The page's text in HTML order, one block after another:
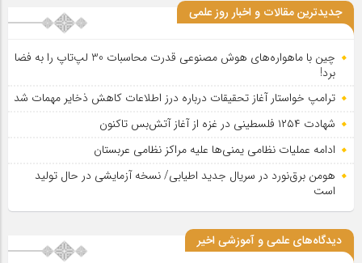
جدیدترین مقالات و اخبار روز علمی
چین با ماهواره‌های هوش مصنوعی قدرت محاسبات 30 لپ‌تاپ را به فضا
برد!
ترامپ خواستار آغاز تحقیقات درباره درز اطلاعات کاهش ذخایر مهمات شد
شهادت ۱۲۵۴ فلسطینی در غزه از آغاز آتش‌بس تاکنون
ادامه عملیات نظامی یمنی‌ها علیه مراکز نظامی عربستان
هومن برق‌نورد در سریال جدید اطیابی/ نسخه آزمایشی در حال تولید
است
دیدگاه‌های علمی و آموزشی اخیر